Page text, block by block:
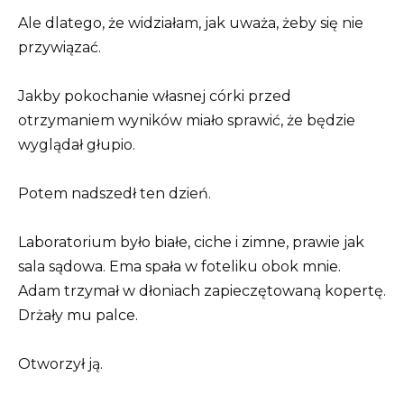
Ale dlatego, że widziałam, jak uważa, żeby się nie
przywiązać.
Jakby pokochanie własnej córki przed
otrzymaniem wyników miało sprawić, że będzie
wyglądał głupio.
Potem nadszedł ten dzień.
Laboratorium było białe, ciche i zimne, prawie jak
sala sądowa. Ema spała w foteliku obok mnie.
Adam trzymał w dłoniach zapieczętowaną kopertę.
Drżały mu palce.
Otworzył ją.